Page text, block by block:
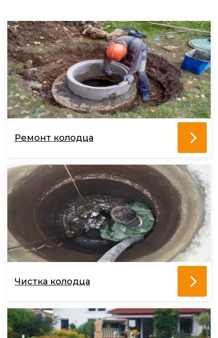
Ремонт колодца
Чистка колодца